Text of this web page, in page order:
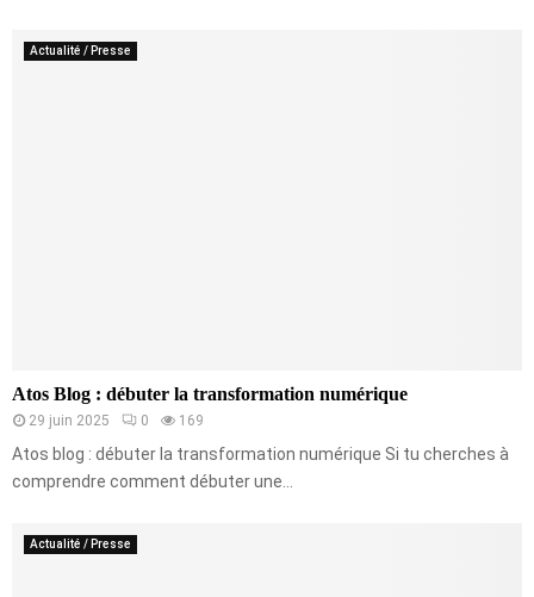
Actualité / Presse
Atos Blog : débuter la transformation numérique
29 juin 2025 0 169
Atos blog : débuter la transformation numérique Si tu cherches à
comprendre comment débuter une...
Actualité / Presse